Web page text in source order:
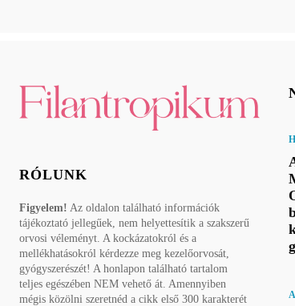
RÓLUNK
Figyelem! Az oldalon található információk
tájékoztató jellegűek, nem helyettesítik a szakszerű
orvosi véleményt. A kockázatokról és a
mellékhatásokról kérdezze meg kezelőorvosát,
gyógyszerészét! A honlapon található tartalom
teljes egészében NEM vehető át. Amennyiben
mégis közölni szeretnéd a cikk első 300 karakterét